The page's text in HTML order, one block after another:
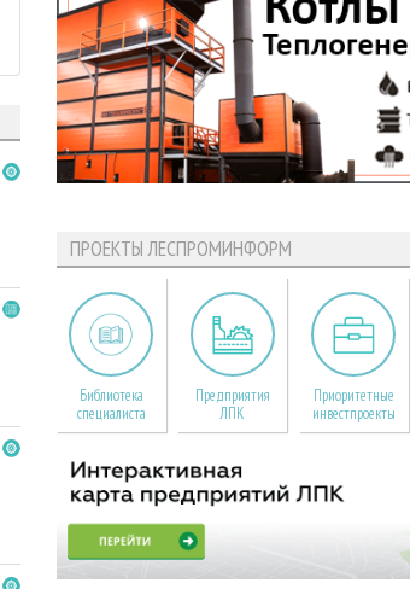
ПРОЕКТЫ ЛЕСПРОМИНФОРМ
Библиотека
специалиста
Предприятия
ЛПК
Приоритетные
инвестпроекты